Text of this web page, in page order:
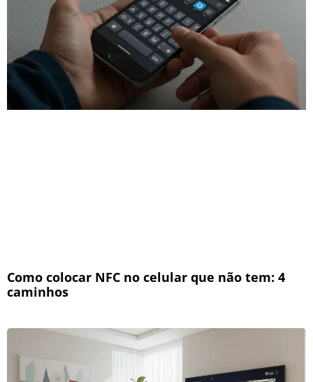
Como colocar NFC no celular que não tem: 4
caminhos